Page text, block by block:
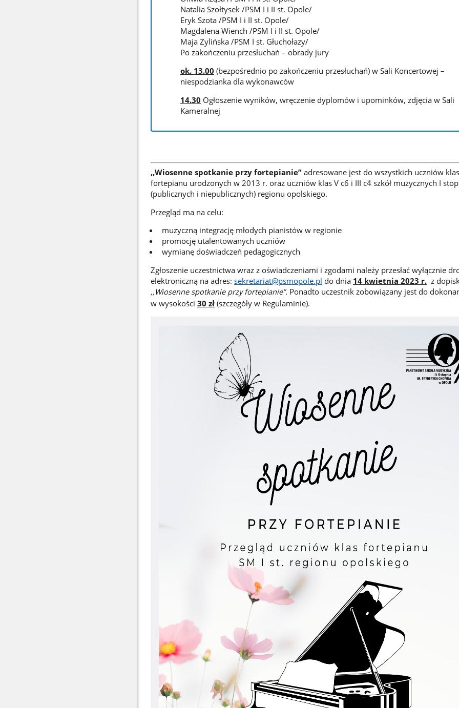
Natalia Szołtysek /PSM I i II st. Opole/
Eryk Szota /PSM I i II st. Opole/
Magdalena Wiench /PSM I i II st. Opole/
Maja Zylińska /PSM I st. Głuchołazy/
Po zakończeniu przesłuchań – obrady jury
ok. 13.00 (bezpośrednio po zakończeniu przesłuchań) w Sali Koncertowej –
niespodzianka dla wykonawców
14.30 Ogłoszenie wyników, wręczenie dyplomów i upominków, zdjęcia w Sali
Kameralnej
,,Wiosenne spotkanie przy fortepianie”adresowane jest do wszystkich uczniów klas
fortepianu urodzonych w 2013 r. oraz uczniów klas V c6 i III c4 szkół muzycznych I
(publicznych i niepublicznych) regionu opolskiego.
Przegląd ma na celu:
muzyczną integrację młodych pianistów w regionie
promocję utalentowanych uczniów
wymianę doświadczeń pedagogicznych
Zgłoszenie uczestnictwa wraz z oświadczeniami i zgodami należy przesłać wyłącznie
elektroniczną na adres: sekretariat@psmopole.pl do dnia 14 kwietnia 2023 r. z
,,Wiosenne spotkanie przy fortepianie”. Ponadto uczestnik zobowiązany jest do
w wysokości 30 zł(szczegóły w Regulaminie).